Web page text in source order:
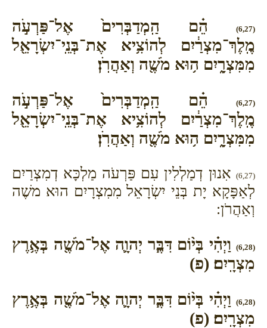
(6,27)
הֵ֗ם הַֽמְדַבְּרִים֙ אֶל־פַּרְעֹ֣ה
מֶֽלֶךְ־מִצְרַ֔יִם לְהוֹצִ֥יא אֶת־בְּנֵֽי־יִשְׂרָאֵ֖ל
מִמִּצְרָ֑יִם ה֥וּא מֹשֶׁ֖ה וְאַהֲרֹֽן׃
(6,27)
הֵ֗ם הַֽמְדַבְּרִים֙ אֶל־פַּרְעֹ֣ה
מֶֽלֶךְ־מִצְרַ֔יִם לְהוֹצִ֥יא אֶת־בְּנֵֽי־יִשְׂרָאֵ֖ל
מִמִּצְרָ֑יִם ה֥וּא מֹשֶׁ֖ה וְאַהֲרֹֽן׃
(6,27)
אִנוּן דְמַלְלִין עִם פַּרְעֹה מַלְכָּא דְמִצְרַיִם
לְאַפָּקָא יָת בְּנֵי יִשְׂרָאֵל מִמִצְרָיִם הוּא משֶׁה
וְאַהֲרֹן:
(6,28)
וַיְהִ֗י בְּי֨וֹם דִּבֶּ֧ר יְהוָ֛ה אֶל־מֹשֶׁ֖ה בְּאֶ֥רֶץ
מִצְרָֽיִם׃ (פ)
(6,28)
וַיְהִ֗י בְּי֨וֹם דִּבֶּ֧ר יְהוָ֛ה אֶל־מֹשֶׁ֖ה בְּאֶ֥רֶץ
מִצְרָֽיִם׃ (פ)